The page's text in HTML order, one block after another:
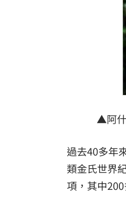
▲阿什
過去40多年
類金氏世界
項，其中